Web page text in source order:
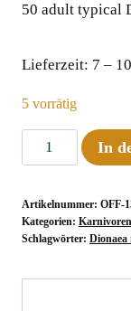
50 adult typical
Lieferzeit: 7 –
5 vorrätig
Offer:
Dionaea
50
plants
In
Artikelnummer: OFF-
Kategorien: Karnivoren
Schlagwörter: Dionaea